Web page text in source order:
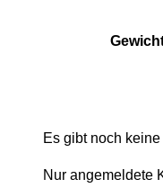
Es gibt noch
Nur angemeldete